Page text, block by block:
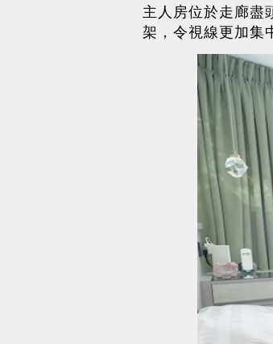
主人房位於走廊盡
架，令視線更加集